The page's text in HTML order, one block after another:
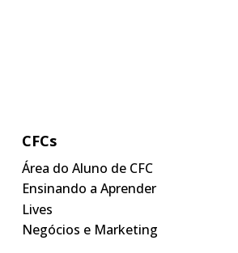
CFCs
Área do Aluno de CFC
Ensinando a Aprender
Lives
Negócios e Marketing